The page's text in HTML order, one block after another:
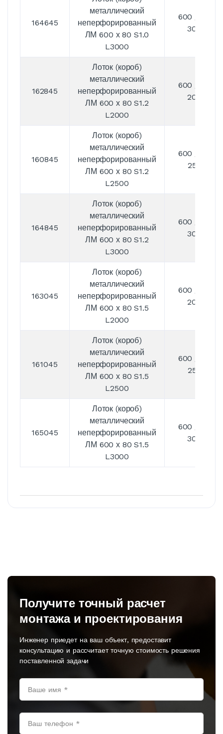
164645
металлический
неперфорированный
ЛМ 600 х 80 S1.0
L3000
600 / 80 /
3000
162845
Лоток (короб)
металлический
неперфорированный
ЛМ 600 х 80 S1.2
L2000
600 / 80 /
2000
160845
Лоток (короб)
металлический
неперфорированный
ЛМ 600 х 80 S1.2
L2500
600 / 80 /
2500
164845
Лоток (короб)
металлический
неперфорированный
ЛМ 600 х 80 S1.2
L3000
600 / 80 /
3000
163045
Лоток (короб)
металлический
неперфорированный
ЛМ 600 х 80 S1.5
L2000
600 / 80 /
2000
161045
Лоток (короб)
металлический
неперфорированный
ЛМ 600 х 80 S1.5
L2500
600 / 80 /
2500
165045
Лоток (короб)
металлический
неперфорированный
ЛМ 600 х 80 S1.5
L3000
600 / 80 /
3000
Получите точный расчет
монтажа и проектирования
Инженер приедет на ваш объект, предоставит
консультацию и рассчитает точную стоимость решения
поставленной задачи